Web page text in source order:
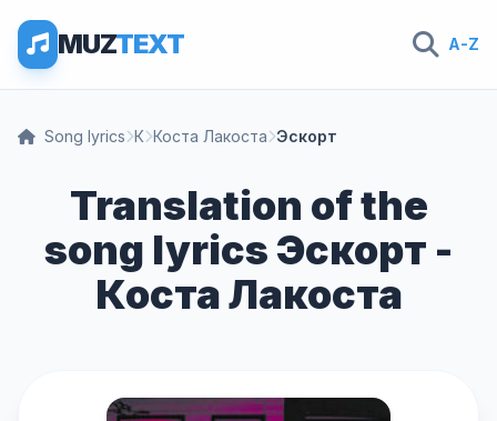
MUZTEXT A-Z
Song lyrics К Коста Лакоста Эскорт
Translation of the
song lyrics Эскорт -
Коста Лакоста